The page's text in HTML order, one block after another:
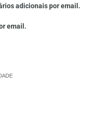
adicionais por email.
email.